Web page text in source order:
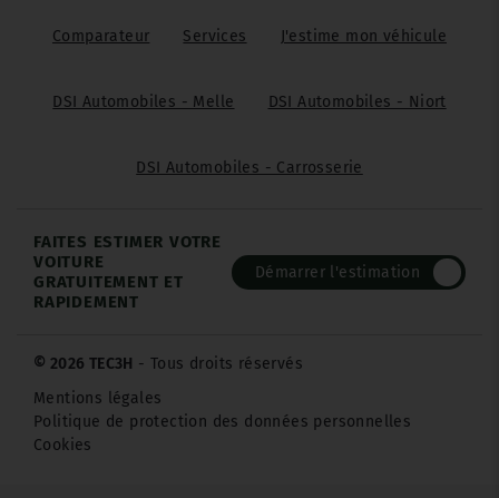
Comparateur Services J'estime mon véhicule
DSI Automobiles - Melle DSI Automobiles - Niort
DSI Automobiles - Carrosserie
FAITES ESTIMER VOTRE
VOITURE
GRATUITEMENT ET
RAPIDEMENT
Démarrer l'estimation
© 2026 TEC3H - Tous droits réservés
Mentions légales
Politique de protection des données personnelles
Cookies